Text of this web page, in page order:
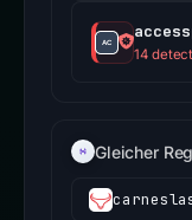
14
Gleicher